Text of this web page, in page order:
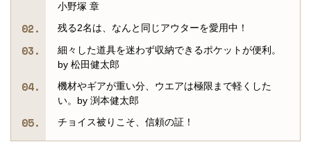
小野塚 章
残る2名は、なんと同じアウターを愛用中！
細々した道具を迷わず収納できるポケットが便利。
by 松田健太郎
機材やギアが重い分、ウエアは極限まで軽くした
い。by 渕本健太郎
チョイス被りこそ、信頼の証！